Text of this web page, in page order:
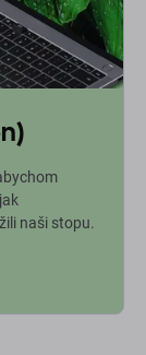
naši stopu.